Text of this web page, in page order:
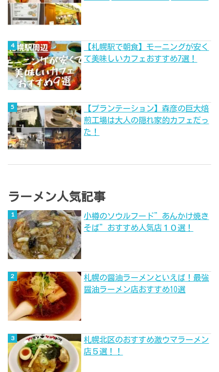
【札幌駅で朝食】モーニングが安く
て美味しいカフェおすすめ7選！
【プランテーション】森彦の巨大焙
煎工場は大人の隠れ家的カフェだっ
た！
ラーメン人気記事
小樽のソウルフード”あんかけ焼き
そば”おすすめ人気店１０選！
札幌の醤油ラーメンといえば！最強
醤油ラーメン店おすすめ10選
札幌北区のおすすめ激ウマラーメン
店５選！！